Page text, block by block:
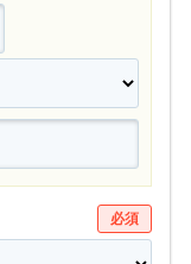
必須